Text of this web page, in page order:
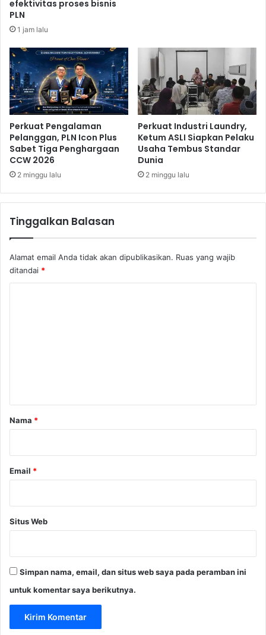
i
h
t
s
u
efektivitas proses bisnis
PLN
1 jam lalu
Perkuat Pengalaman
Pelanggan, PLN Icon Plus
Sabet Tiga Penghargaan
CCW 2026
2 minggu lalu
Perkuat Industri Laundry,
Ketum ASLI Siapkan Pelaku
Usaha Tembus Standar
Dunia
2 minggu lalu
Tinggalkan Balasan
Alamat email Anda tidak akan dipublikasikan. Ruas yang wajib
ditandai *
rNama *
Email *
Situs Web
Simpan nama, email, dan situs web saya pada peramban ini
untuk komentar saya berikutnya.